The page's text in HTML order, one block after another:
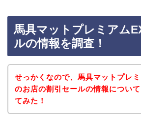
馬具マットプレミアム
ルの情報を調査！
せっかくなので、馬具マットプレ
のお店の割引セールの情報につい
てみた！